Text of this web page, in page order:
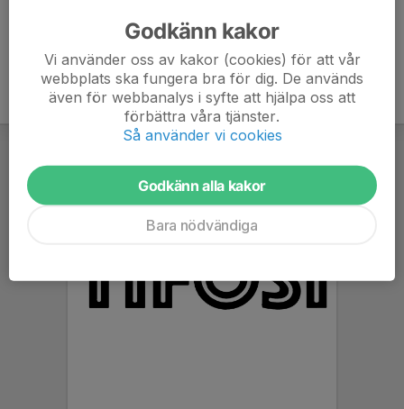
Godkänn kakor
Vi använder oss av kakor (cookies) för att vår
webbplats ska fungera bra för dig. De används
även för webbanalys i syfte att hjälpa oss att
förbättra våra tjänster.
Så använder vi cookies
Godkänn alla kakor
Bara nödvändiga